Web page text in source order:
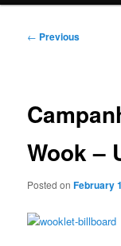
Post
← Previous
Wook –
Posted onFebruary